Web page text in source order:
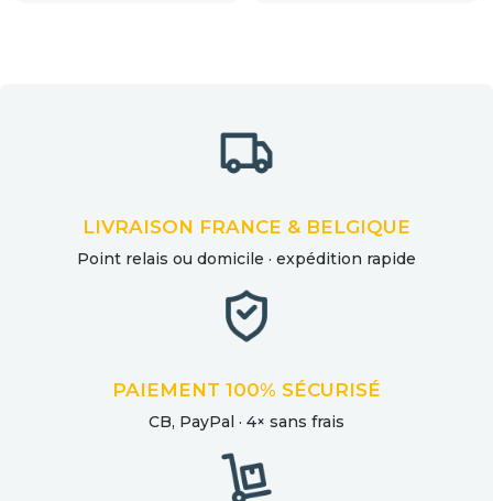
LIVRAISON FRANCE & BELGIQUE
Point relais ou domicile · expédition rapide
PAIEMENT 100% SÉCURISÉ
CB, PayPal · 4× sans frais